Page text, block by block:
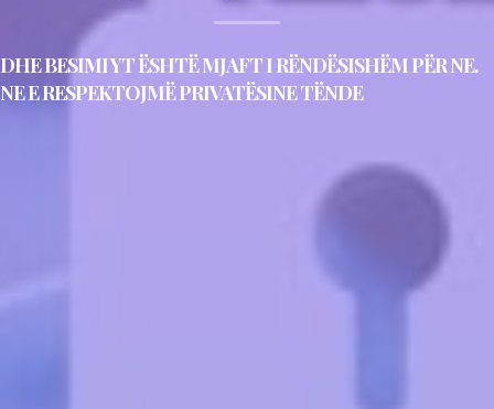
DHE BESIMI YT ËSHTË MJAFT I RËNDËSISHËM PËR NE.
NE E RESPEKTOJMË PRIVATËSINE TËNDE